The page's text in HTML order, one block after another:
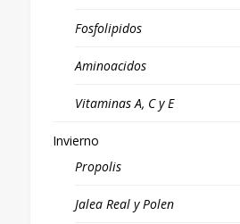
Fosfolipidos
Aminoacidos
Vitaminas A, C y E
Invierno
Propolis
Jalea Real y Polen